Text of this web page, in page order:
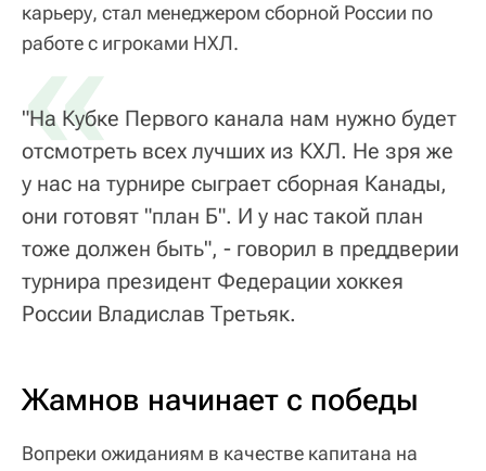
карьеру, стал менеджером сборной России по
работе с игроками НХЛ.
«
"На Кубке Первого канала нам нужно будет
отсмотреть всех лучших из КХЛ. Не зря же
у нас на турнире сыграет сборная Канады,
они готовят "план Б". И у нас такой план
тоже должен быть", - говорил в преддверии
турнира президент Федерации хоккея
России Владислав Третьяк.
Жамнов начинает с победы
Вопреки ожиданиям в качестве капитана на